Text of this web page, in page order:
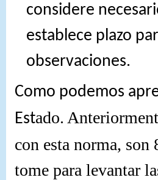
considere
establece plazo
observaciones.
Como podemos
Estado.
con esta norma,
tome para levantar